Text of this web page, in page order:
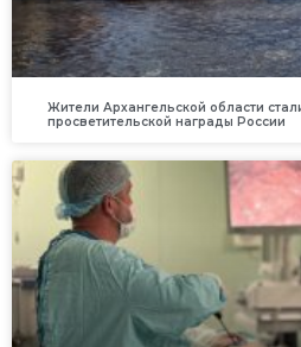
Жители Архангельской области
просветительской награды России